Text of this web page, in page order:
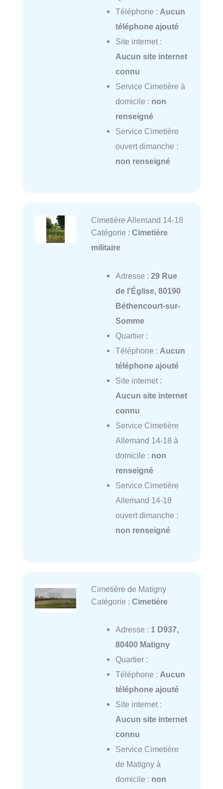
Téléphone : Aucun
téléphone ajouté
Site internet :
Aucun site internet
connu
Service Cimetière à
domicile : non
renseigné
Service Cimetière
ouvert dimanche :
non renseigné
Cimetière Allemand 14-18
Catégorie : Cimetière
militaire
Adresse : 29 Rue
de l'Église, 80190
Béthencourt-sur-
Somme
Quartier :
Téléphone : Aucun
téléphone ajouté
Site internet :
Aucun site internet
connu
Service Cimetière
Allemand 14-18 à
domicile : non
renseigné
Service Cimetière
Allemand 14-18
ouvert dimanche :
non renseigné
Cimetière de Matigny
Catégorie : Cimetière
Adresse : 1 D937,
80400 Matigny
Quartier :
Téléphone : Aucun
téléphone ajouté
Site internet :
Aucun site internet
connu
Service Cimetière
de Matigny à
domicile : non